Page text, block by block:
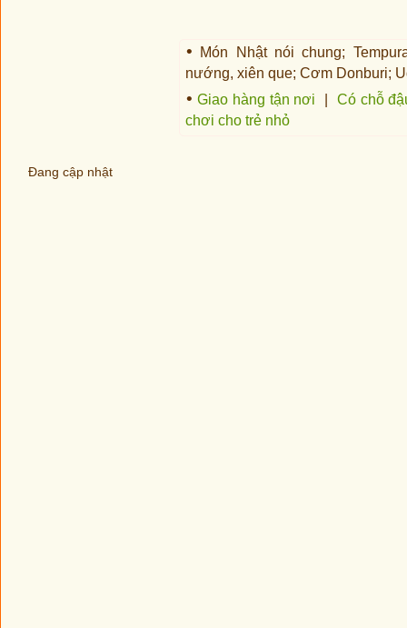
• Món Nhật nói chung;
nướng, xiên que; Cơm Donburi;
• Giao hàng tận nơi | Có chỗ
chơi cho trẻ nhỏ
Đang cập nhật